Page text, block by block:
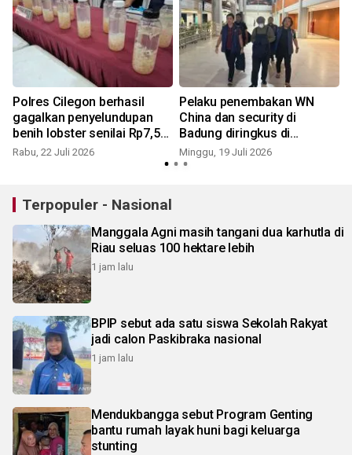
Polres Cilegon berhasil
gagalkan penyelundupan
benih lobster senilai Rp7,5
miliar
Rabu, 22 Juli 2026
Pelaku penembakan WN
China dan security di
Badung diringkus di
Bandara Soetta
Minggu, 19 Juli 2026
Terpopuler - Nasional
Manggala Agni masih tangani dua karhutla di
Riau seluas 100 hektare lebih
1 jam lalu
BPIP sebut ada satu siswa Sekolah Rakyat
jadi calon Paskibraka nasional
1 jam lalu
Mendukbangga sebut Program Genting
bantu rumah layak huni bagi keluarga
stunting